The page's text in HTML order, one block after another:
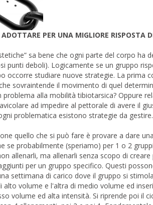
PER UNA MIGLIORE RISPOSTA
sa bene che ogni parte del corpo
punti deboli). Logicamente se un gruppo
occorre studiare nuove strategie. La prima
sovraintende il movimento di quel
alla mobilità tibiotarsica? Oppure
ad impedire al pettorale di avere il
problematica esistono strategie da gestire.
quello che si può fare è provare a dare
se probabilmente (speriamo) per 1 o 2
allenarli, ma allenarli senza scopo di
per un gruppo specifico. Questi
settimana di carico dove il gruppo si
volume e l'altra di medio volume ed
volume ed alta intensità. Si riprende poi il